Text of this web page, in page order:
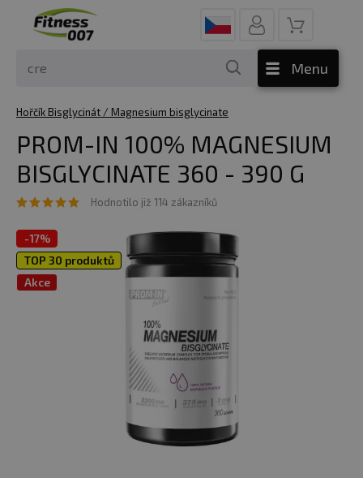
Menu
Hořčík Bisglycinát / Magnesium bisglycinate
PROM-IN 100% MAGNESIUM
BISGLYCINATE 360 - 390 G
Hodnotilo již 114 zákazníků
-17%
TOP 30 produktů
Akce